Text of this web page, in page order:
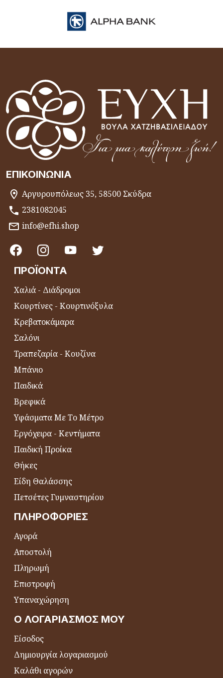
ΕΠΙΚΟΙΝΩΝΊΑ
Αργυρουπόλεως 35, 58500 Σκύδρα
2381082045
info@efhi.shop
ΠΡΟΪΌΝΤΑ
Χαλιά - Διάδρομοι
Κουρτίνες - Κουρτινόξυλα
Κρεβατοκάμαρα
Σαλόνι
Τραπεζαρία - Κουζίνα
Μπάνιο
Παιδικά
Βρεφικά
Υφάσματα Με Το Μέτρο
Εργόχειρα - Κεντήματα
Παιδική Προίκα
Θήκες
Είδη Θαλάσσης
Πετσέτες Γυμναστηρίου
ΠΛΗΡΟΦΟΡΊΕΣ
Αγορά
Αποστολή
Πληρωμή
Επιστροφή
Υπαναχώρηση
Ο ΛΟΓΑΡΙΑΣΜΌΣ ΜΟΥ
Είσοδος
Δημιουργία λογαριασμού
Καλάθι αγορών